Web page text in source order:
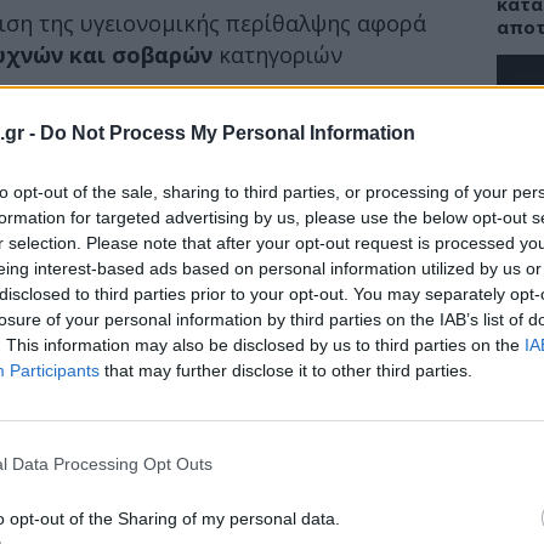
- Do Not Process My Personal Information
opt-out of the sale, sharing to third parties, or processing of your
for targeted advertising by us, please use the below opt-out
selection. Please note that after your opt-out request is processed
interest-based ads based on personal information utilized by us
to third parties prior to your opt-out. You may separately
of your personal information by third parties on the IAB’s list of
This information may also be disclosed by us to third parties on the
Participants that may further disclose it to other third parties.
Data Processing Opt Outs
opt-out of the Sharing of my personal data.
της υγειονομικής περίθαλψης αφορά
και σοβαρών κατηγοριών
Κλειστή Νοσοκομειακή Περίθαλψη για
πραγματικότητα: τα νοσήματα του
(11,1%) και τανεοπλάσματα (10,8%)
αιτίες εισαγωγής στο ΕΣΥ.
δείχνουν πώς στουςάνδρες
(16,2%), ενώ για τις γυναίκες
, τουτοκετούκαι τηςλοχείας(11,7%).
το
στη